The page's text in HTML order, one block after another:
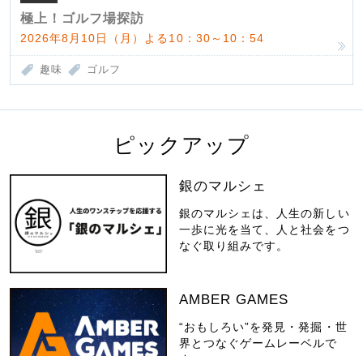
極上！ゴルフ場探訪
2026年8月10日（月）よる10：30～10：54
趣味 ゴルフ
ピックアップ
銀のマルシェ
銀のマルシェは、人生の新しい
一歩に光を当て、人と社会をつ
なぐ取り組みです。
AMBER GAMES
“おもしろい”を発見・発掘・世
界とつなぐゲームレーベルで